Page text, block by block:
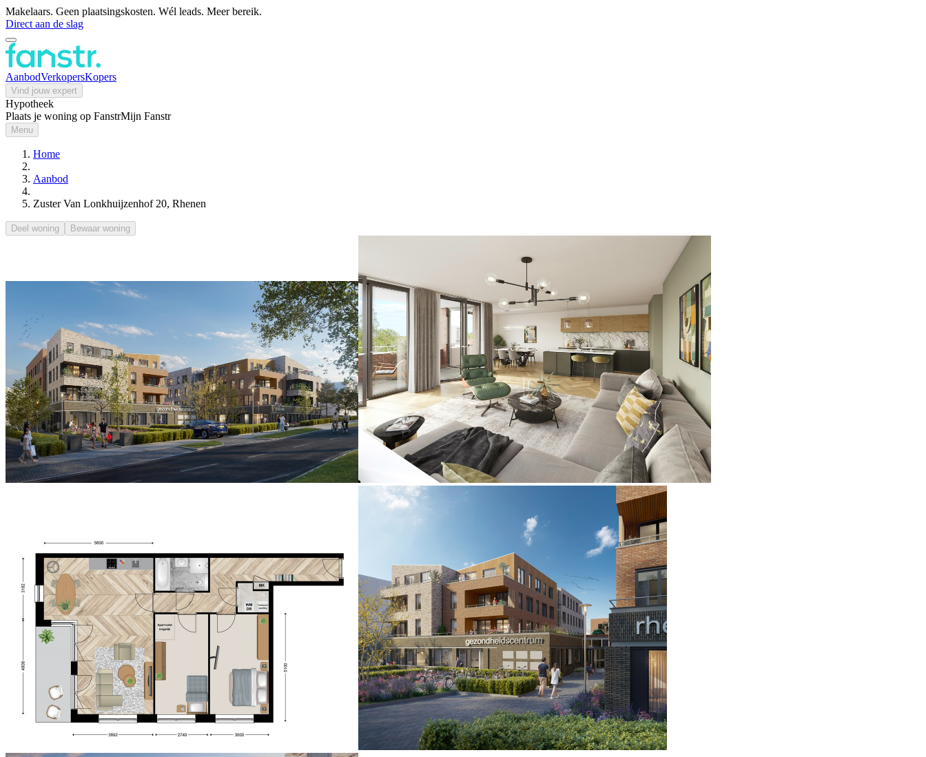
Makelaars. Geen plaatsingskosten. Wél leads. Meer bereik.
Direct aan de slag
AanbodVerkopersKopers
Vind jouw expert
Hypotheek
Plaats je woning op FanstrMijn Fanstr
Menu
Home
Aanbod
Zuster Van Lonkhuijzenhof 20, Rhenen
Deel woning Bewaar woning